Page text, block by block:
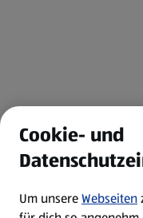
Cookie- und
Um unsereWebseiten